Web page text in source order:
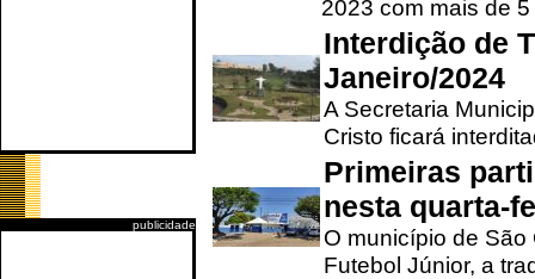
publicidade
2023 com mais de 5
Interdição de
Janeiro/2024
A Secretaria
Cristo ficará
Primeiras
nesta quarta-
O município de
Futebol Júnior, a